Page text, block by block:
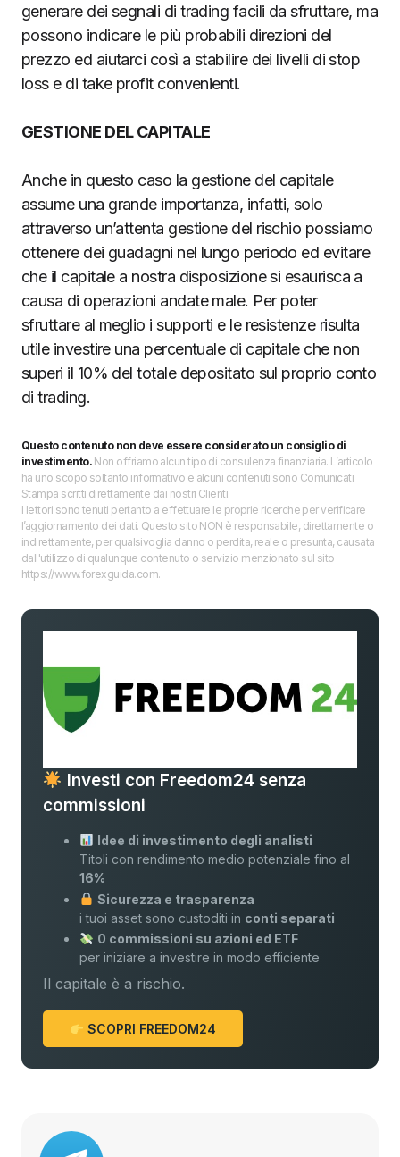
generare dei segnali di trading facili da sfruttare, ma
possono indicare le più probabili direzioni del
prezzo ed aiutarci così a stabilire dei livelli di stop
loss e di take profit convenienti.
GESTIONE DEL CAPITALE
Anche in questo caso la gestione del capitale
assume una grande importanza, infatti, solo
attraverso un’attenta gestione del rischio possiamo
ottenere dei guadagni nel lungo periodo ed evitare
che il capitale a nostra disposizione si esaurisca a
causa di operazioni andate male. Per poter
sfruttare al meglio i supporti e le resistenze risulta
utile investire una percentuale di capitale che non
superi il 10% del totale depositato sul proprio conto
di trading.
Questo contenuto non deve essere considerato un consiglio di
investimento.Non offriamo alcun tipo di consulenza finanziaria. L’articolo
ha uno scopo soltanto informativo e alcuni contenuti sono Comunicati
Stampa scritti direttamente dai nostri Clienti.
I lettori sono tenuti pertanto a effettuare le proprie ricerche per verificare
l’aggiornamento dei dati. Questo sito NON è responsabile, direttamente o
indirettamente, per qualsivoglia danno o perdita, reale o presunta, causata
dall'utilizzo di qualunque contenuto o servizio menzionato sul sito
https://www.forexguida.com.
Investi con Freedom24 senza
commissioni
Idee di investimento degli analisti
Titoli con rendimento medio potenziale fino al
16%
Sicurezza e trasparenza
i tuoi asset sono custoditi in conti separati
0 commissioni su azioni ed ETF
per iniziare a investire in modo efficiente
Il capitale è a rischio.
SCOPRI FREEDOM24